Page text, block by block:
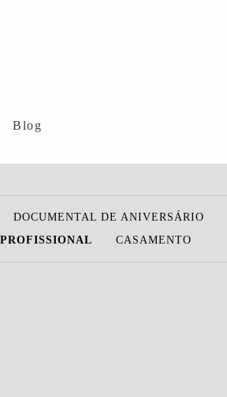
Blog
DOCUMENTAL DE ANIVERSÁRIO
PROFISSIONAL CASAMENTO